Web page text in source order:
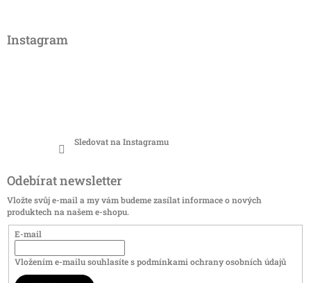
Instagram
Sledovat na Instagramu
Odebírat newsletter
Vložte svůj e-mail a my vám budeme zasílat informace o nových
produktech na našem e-shopu.
E-mail
Vložením e-mailu souhlasíte spodmínkami ochrany osobních údajů